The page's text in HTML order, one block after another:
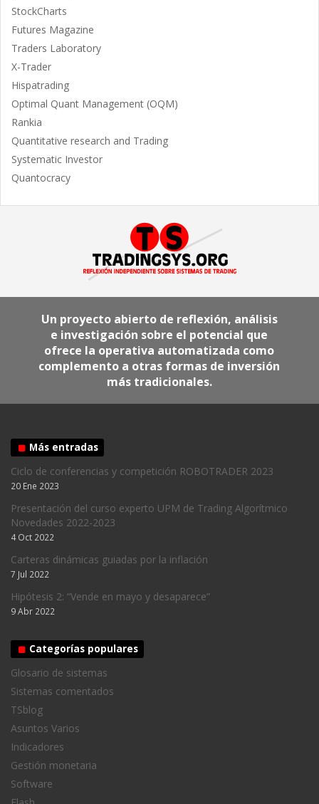
StockCharts
Futures Magazine
Traders Laboratory
X-Trader
Hispatrading
Optimal Quant Management (OQM)
Rankia
Quantitative research and Trading
Systematic Investor
Quantocracy
Un proyecto abierto de reflexión, análisis
e investigación sobre el potencial que
ofrece la operativa automatizada como
complemento a otras formas de inversión
más tradicionales.
Más entradas
Ciclo de conferencias y competición ROBOTRADER 2023
20 Ene 2023
Presentación del curso experto UPM de Trading Algorítmico
Novedades 2022-2023
4 Oct 2022
Carteras dinámicas guiadas por la inflación
7 Jul 2022
Hipótesis 2: “Vende en mayo y desaparece”
9 Abr 2022
Categorías populares
Glosario de sistemas
Sistemas comentados
TSblog
Asuntos Varios
Indicadores
Gestión monetaria
Software